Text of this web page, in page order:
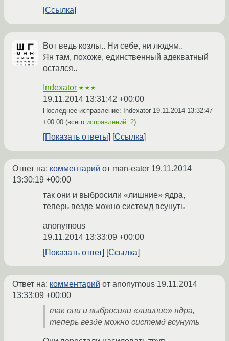
Ссылка
Вот ведь козлы.. Ни себе, ни людям..
Ян там, похоже, единственный адекватный
остался..
Indexator ★★★
19.11.2014 13:31:42 +00:00
Последнее исправление: Indexator 19.11.2014 13:32:47
+00:00 (всего исправлений: 2)
Показать ответы Ссылка
Ответ на: комментарий от man-eater 19.11.2014
13:30:19 +00:00
так они и выбросили «лишние» ядра,
теперь везде можно системд всунуть
anonymous
19.11.2014 13:33:09 +00:00
Показать ответ
Ссылка
Ответ на: комментарий от anonymous 19.11.2014
13:33:09 +00:00
так они и выбросили «лишние» ядра,
теперь везде можно системд всунуть